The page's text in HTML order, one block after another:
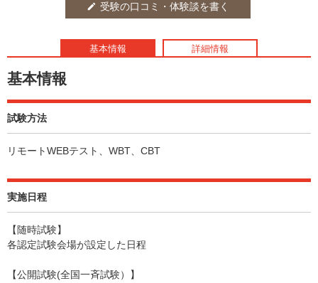
edit 受験の口コミ・体験談を書く
基本情報 詳細情報
基本情報
試験方法
リモートWEBテスト、WBT、CBT
実施日程
【随時試験】
各認定試験会場が設定した日程
【公開試験(全国一斉試験）】